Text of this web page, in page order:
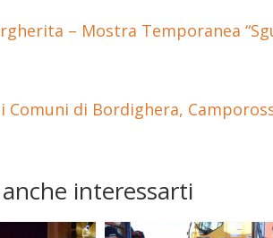
– Mostra Temporanea
Comuni di Bordighera,
interessarti